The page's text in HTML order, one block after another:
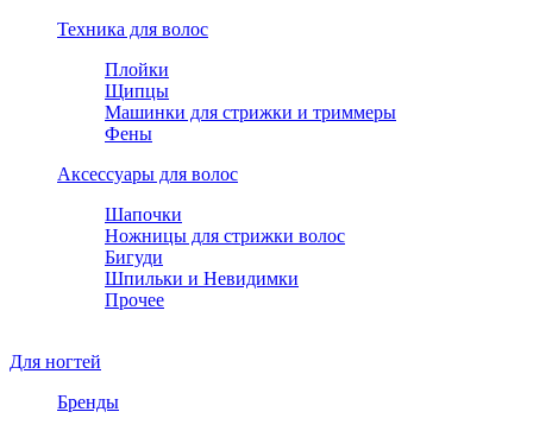
Техника для волос
Плойки
Щипцы
Машинки для стрижки и триммеры
Фены
Аксессуары для волос
Шапочки
Ножницы для стрижки волос
Бигуди
Шпильки и Невидимки
Прочее
Для ногтей
Бренды